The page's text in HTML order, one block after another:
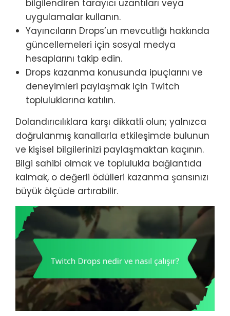
bilgilendiren tarayıcı uzantıları veya
uygulamalar kullanın.
Yayıncıların Drops’un mevcutlığı hakkında
güncellemeleri için sosyal medya
hesaplarını takip edin.
Drops kazanma konusunda ipuçlarını ve
deneyimleri paylaşmak için Twitch
topluluklarına katılın.
Dolandırıcılıklara karşı dikkatli olun; yalnızca
doğrulanmış kanallarla etkileşimde bulunun
ve kişisel bilgilerinizi paylaşmaktan kaçının.
Bilgi sahibi olmak ve toplulukla bağlantıda
kalmak, o değerli ödülleri kazanma şansınızı
büyük ölçüde artırabilir.